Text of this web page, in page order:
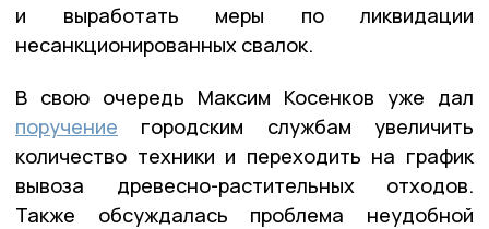
и выработать меры по ликвидации
несанкционированных свалок.
В свою очередь Максим Косенков уже дал
поручение городским службам увеличить
количество техники и переходить на график
вывоза древесно-растительных отходов.
Также обсуждалась проблема неудобной